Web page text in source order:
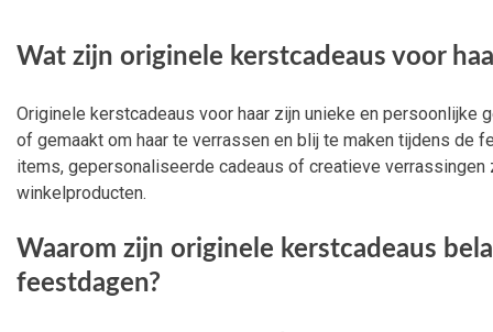
Wat zijn originele kerstcadeaus voor
Originele kerstcadeaus voor haar zijn unieke en persoonlijke
of gemaakt om haar te verrassen en blij te maken tijdens de
items, gepersonaliseerde cadeaus of creatieve verrassingen
winkelproducten.
Waarom zijn originele kerstcadeaus
feestdagen?